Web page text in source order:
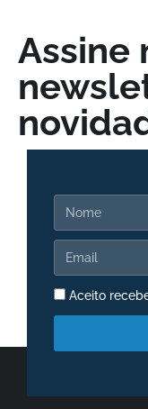
Assine
Aceito